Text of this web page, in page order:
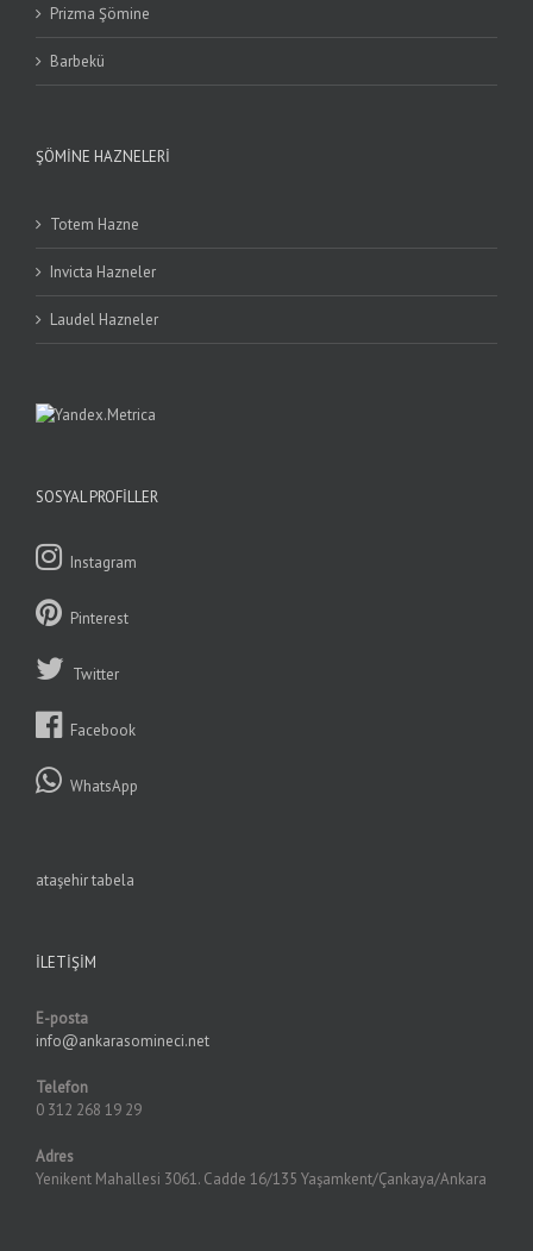
Prizma Şömine
Barbekü
ŞÖMINE HAZNELERI
Totem Hazne
Invicta Hazneler
Laudel Hazneler
SOSYAL PROFILLER
Instagram
Pinterest
Twitter
Facebook
WhatsApp
ataşehir tabela
İLETIŞIM
E-posta
info@ankarasomineci.net
Telefon
0 312 268 19 29
Adres
Yenikent Mahallesi 3061. Cadde 16/135 Yaşamkent/Çankaya/Ankara